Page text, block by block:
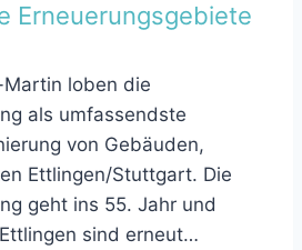
Erneuerungsgebiete
loben die
als umfassendste
von Gebäuden,
Ettlingen/Stuttgart. Die
geht ins 55. Jahr und
sind erneut…